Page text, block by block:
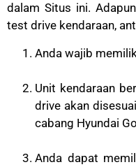
dalam Situs ini.
test drive kendaraan,
Anda wajib
Unit kendaraan
drive akan
cabang Hyundai
Anda dapat